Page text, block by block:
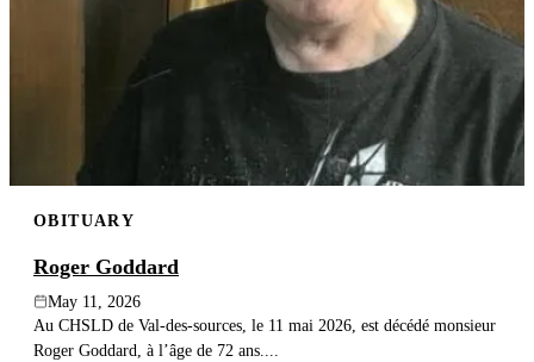
OBITUARY
Roger Goddard
May 11, 2026
Au CHSLD de Val-des-sources, le 11 mai 2026, est décédé monsieur
Roger Goddard, à l’âge de 72 ans....